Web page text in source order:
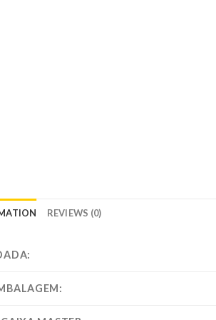
REVIEWS (0)